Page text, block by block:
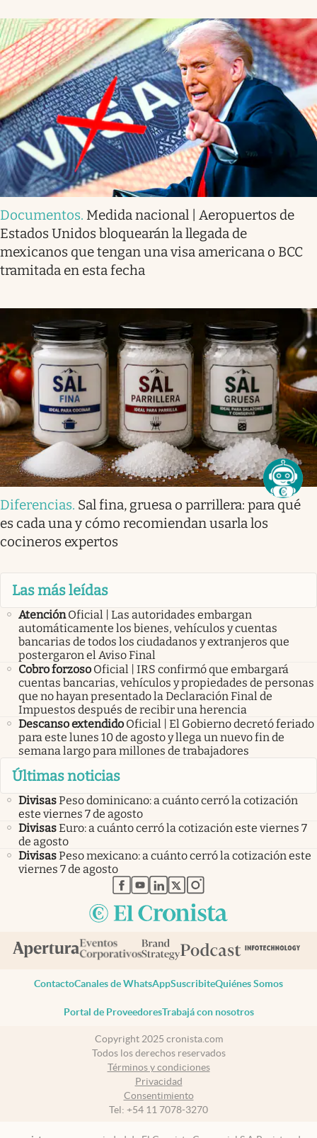
Documentos. Medida nacional | Aeropuertos de
Estados Unidos bloquearán la llegada de
mexicanos que tengan una visa americana o BCC
tramitada en esta fecha
Diferencias. Sal fina, gruesa o parrillera: para qué
es cada una y cómo recomiendan usarla los
cocineros expertos
Las más leídas
Atención Oficial | Las autoridades embargan
automáticamente los bienes, vehículos y cuentas
bancarias de todos los ciudadanos y extranjeros que
postergaron el Aviso Final
Cobro forzoso Oficial | IRS confirmó que embargará
cuentas bancarias, vehículos y propiedades de personas
que no hayan presentado la Declaración Final de
Impuestos después de recibir una herencia
Descanso extendido Oficial | El Gobierno decretó feriado
para este lunes 10 de agosto y llega un nuevo fin de
semana largo para millones de trabajadores
Últimas noticias
DivisasPeso dominicano: a cuánto cerró la cotización
este viernes 7 de agosto
DivisasEuro: a cuánto cerró la cotización este viernes 7
de agosto
DivisasPeso mexicano: a cuánto cerró la cotización este
viernes 7 de agosto
abre en nueva pestaña
abre en nueva pestaña
abre en nueva pestaña
abre en nueva pestaña
abre en nueva pestaña
ContactoCanales de WhatsAppSuscribiteQuiénes Somos
Portal de ProveedoresTrabajá con nosotros
Copyright 2025 cronista.com
Todos los derechos reservados
Términos y condiciones
Privacidad
Consentimiento
Tel: +54 11 7078-3270